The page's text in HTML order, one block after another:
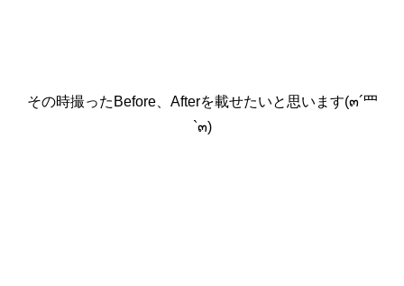
その時撮ったBefore、Afterを載せたいと思います(๓´罒
`๓)